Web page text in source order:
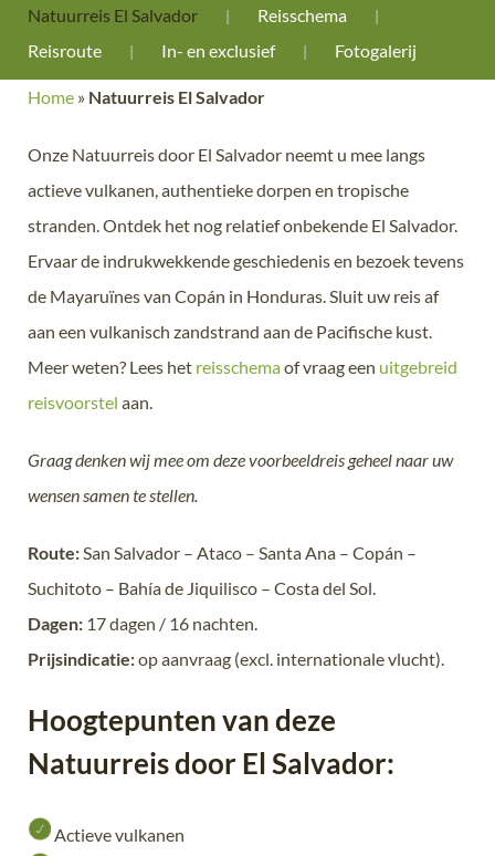
Natuurreis El Salvador
Reisschema
Reisroute
In- en exclusief Fotogalerij
Home » Natuurreis El Salvador
Onze Natuurreis door El Salvador neemt u mee langs
actieve vulkanen, authentieke dorpen en tropische
stranden. Ontdek het nog relatief onbekende El Salvador.
Ervaar de indrukwekkende geschiedenis en bezoek tevens
de Mayaruïnes van Copán in Honduras. Sluit uw reis af
aan een vulkanisch zandstrand aan de Pacifische kust.
Meer weten? Lees het reisschemaof vraag een uitgebreid
reisvoorstel aan.
Graag denken wij mee om deze voorbeeldreis geheel naar uw
wensen samen te stellen.
Route:San Salvador – Ataco – Santa Ana – Copán –
Suchitoto – Bahía de Jiquilisco – Costa del Sol.
Dagen: 17 dagen / 16 nachten.
Prijsindicatie:op aanvraag (excl. internationale vlucht).
Hoogtepunten van deze
Natuurreis door El Salvador:
Actieve vulkanen